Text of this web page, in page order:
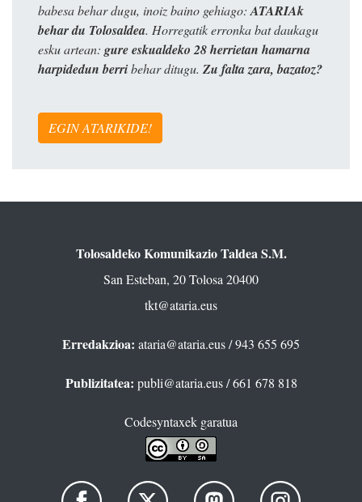
babesa behar dugu, inoiz baino gehiago: ATARIAk
behar du Tolosaldea. Horregatik erronka bat daukagu
esku artean: gure eskualdeko 28 herrietan hamarna
harpidedun berribehar ditugu. Zu falta zara, bazatoz?
EGIN ATARIKIDE!
Tolosaldeko Komunikazio Taldea S.M.
San Esteban, 20 Tolosa 20400
tkt@ataria.eus
Erredakzioa: ataria@ataria.eus/ 943 655 695
Publizitatea: publi@ataria.eus/ 661 678 818
Codesyntaxek garatua